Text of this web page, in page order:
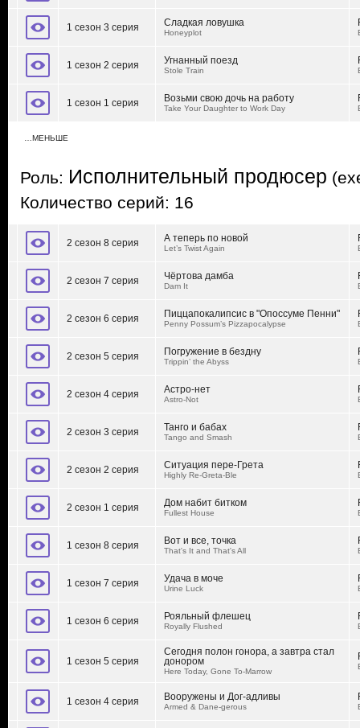
1 сезон 3 серия Сладкая ловушка
Honeyplot
1 сезон 2 серия Угнанный поезд
Stole Train
1 сезон 1 серия Возьми свою дочь на работу
Take Your Daughter to Work Day
…МЕНЬШЕ
Роль: Исполнительный продюсер
Количество серий: 16
2 сезон 8 серия А теперь по новой
Let’s Twist Again
2 сезон 7 серия Чёртова дамба
Dam It
2 сезон 6 серия Пиццапокалипсис в "Опоссуме Пенни"
Penny Possum’s Pizzapocalypse
2 сезон 5 серия Погружение в бездну
Trippin’ the Abyss
2 сезон 4 серия Астро-нет
Astro-Not
2 сезон 3 серия Танго и бабах
Tango and Smash
2 сезон 2 серия Ситуация пере-Грета
Highly Re-Greta-Ble
2 сезон 1 серия Дом набит битком
Fullest House
1 сезон 8 серия Вот и все, точка
That's It and That's All
1 сезон 7 серия Удача в моче
Urine Luck
1 сезон 6 серия Рояльный флешец
Royally Flushed
1 сезон 5 серия
Сегодня полон гонора, а завтра стал
донором
Here Today, Gone To-Marrow
1 сезон 4 серия Вооружены и Дог-адливы
Armed & Dane-gerous